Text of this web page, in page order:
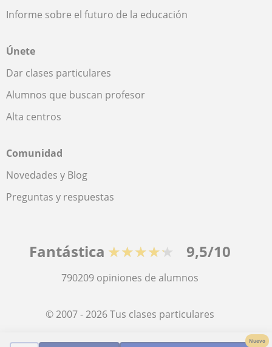
Nuevo
Informe sobre el futuro de la educación
Únete
Dar clases particulares
Alumnos que buscan profesor
Alta centros
Comunidad
Novedades y Blog
Preguntas y respuestas
Fantástica ★★★★★ 9,5/10
790209 opiniones de alumnos
© 2007 - 2026 Tus clases particulares